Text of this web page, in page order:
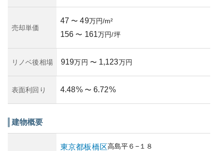
すが、適切な管理が行われている場合、長期的な価値は確
所有リスクとしては、賃貸需給の変動リスクや、将来的な
災害リスクが考えられます。ただし、賃貸市場が活発なエ
事項です。
売却単価
47 〜 49万円/m²
156 〜 161万円/坪
リノベ後相場 919万円 〜 1,123万円
表面利回り 4.48% 〜 6.72%
建物概要
東京都板橋区高島平６−１８